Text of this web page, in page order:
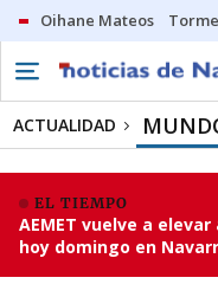
Oihane Mateos
ACTUALIDAD
EL TIEMPO
AEMET vuelve a
hoy domingo en